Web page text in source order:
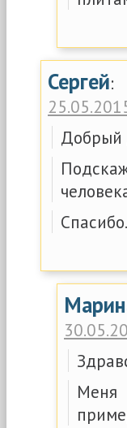
Сергей:
Добрый
Спасибо.
Меня